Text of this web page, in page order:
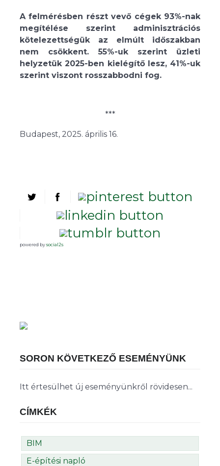
A felmérésben részt vevő cégek 93%-nak
megítélése szerint adminisztrációs
kötelezettségük az elmúlt időszakban
nem csökkent. 55%-uk szerint üzleti
helyzetük 2025-ben kielégítő lesz, 41%-uk
szerint viszont rosszabbodni fog.
***
Budapest, 2025. április 16.
powered bysocial2s
SORON KÖVETKEZŐ ESEMÉNYÜNK
Itt értesülhet új eseményünkről rövidesen...
CÍMKÉK
BIM
E-építési napló